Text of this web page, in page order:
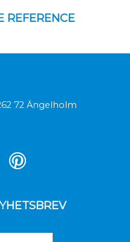
REFERENCE
72 Ängelholm